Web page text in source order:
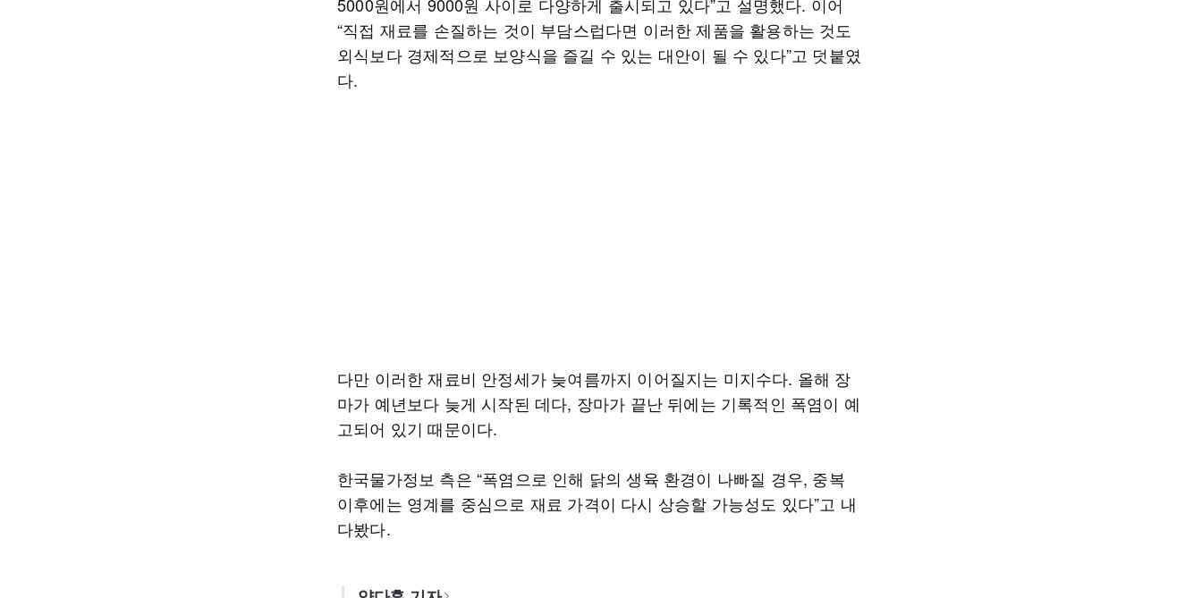
“직접 재료를 손질하는 것이 부담스럽다면 이러한 제품을 활용하는 것도
외식보다 경제적으로 보양식을 즐길 수 있는 대안이 될 수 있다”고 덧붙였
다.
다만 이러한 재료비 안정세가 늦여름까지 이어질지는 미지수다. 올해 장
마가 예년보다 늦게 시작된 데다, 장마가 끝난 뒤에는 기록적인 폭염이 예
고되어 있기 때문이다.
한국물가정보 측은 “폭염으로 인해 닭의 생육 환경이 나빠질 경우, 중복
이후에는 영계를 중심으로 재료 가격이 다시 상승할 가능성도 있다”고 내
다봤다.